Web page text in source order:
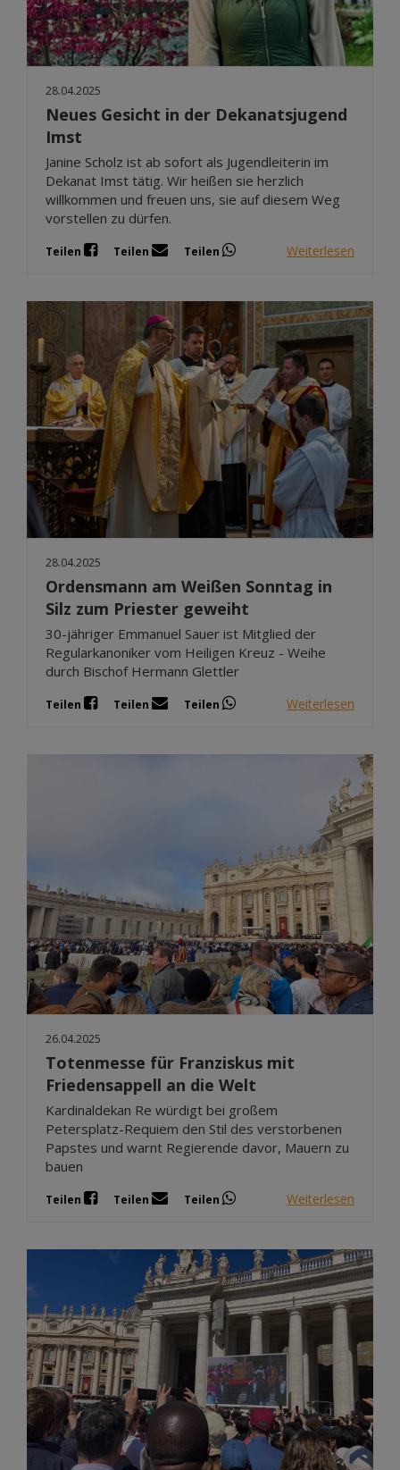
28.04.2025
Neues Gesicht in der Dekanatsjugend
Imst
Janine Scholz ist ab sofort als Jugendleiterin im
Dekanat Imst tätig. Wir heißen sie herzlich
willkommen und freuen uns, sie auf diesem Weg
vorstellen zu dürfen.
Teilen Teilen Teilen Weiterlesen
28.04.2025
Ordensmann am Weißen Sonntag in
Silz zum Priester geweiht
30-jähriger Emmanuel Sauer ist Mitglied der
Regularkanoniker vom Heiligen Kreuz - Weihe
durch Bischof Hermann Glettler
Teilen Teilen Teilen Weiterlesen
26.04.2025
Totenmesse für Franziskus mit
Friedensappell an die Welt
Kardinaldekan Re würdigt bei großem
Petersplatz-Requiem den Stil des verstorbenen
Papstes und warnt Regierende davor, Mauern zu
bauen
Teilen Teilen Teilen Weiterlesen